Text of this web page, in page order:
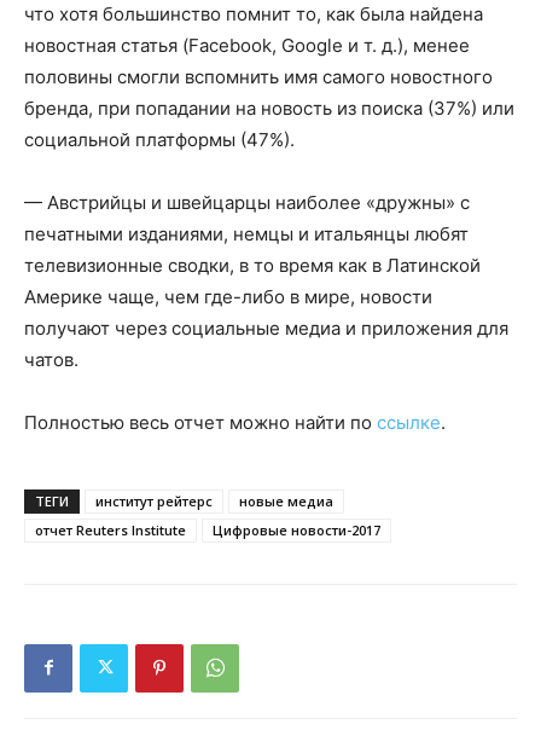
что хотя большинство помнит то, как была найдена
новостная статья (Facebook, Google и т. д.), менее
половины смогли вспомнить имя самого новостного
бренда, при попадании на новость из поиска (37%) или
социальной платформы (47%).
— Австрийцы и швейцарцы наиболее «дружны» с
печатными изданиями, немцы и итальянцы любят
телевизионные сводки, в то время как в Латинской
Америке чаще, чем где-либо в мире, новости
получают через социальные медиа и приложения для
чатов.
Полностью весь отчет можно найти по ссылке.
ТЕГИ институт рейтерс
новые медиа
отчет Reuters Institute
Цифровые новости-2017